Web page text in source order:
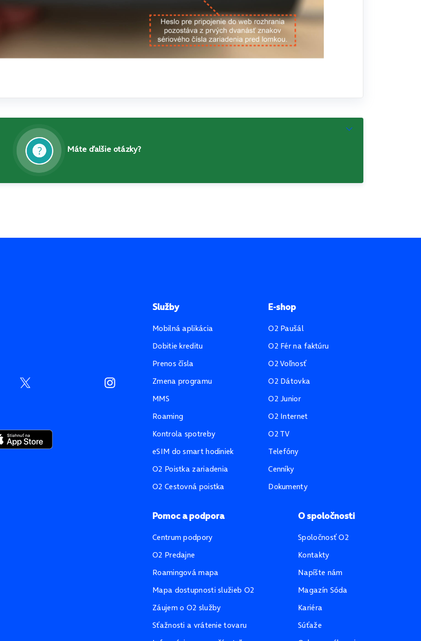
Máte ďalšie otázky?
Služby
Mobilná aplikácia
Dobitie kreditu
Prenos čísla
Zmena programu
MMS
Roaming
Kontrola spotreby
eSIM do smart hodiniek
O2 Poistka zariadenia
O2 Cestovná poistka
E-shop
O2 Paušál
O2 Fér na faktúru
O2 Voľnosť
O2 Dátovka
O2 Junior
O2 Internet
O2 TV
Telefóny
Cenníky
Dokumenty
Pomoc a podpora
Centrum podpory
O2 Predajne
Roamingová mapa
Mapa dostupnosti služieb O2
Záujem o O2 služby
Sťažnosti a vrátenie tovaru
O spoločnosti
Spoločnosť O2
Kontakty
Napíšte nám
Magazín Sóda
Kariéra
Súťaže